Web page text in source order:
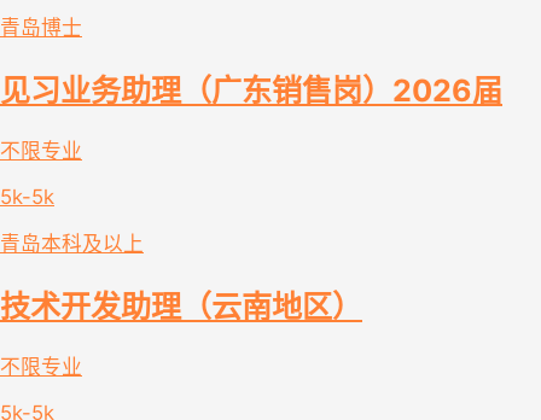
青岛博士
见习业务助理（广东销售岗）2026届
不限专业
5k-5k
青岛本科及以上
技术开发助理（云南地区）
不限专业
5k-5k